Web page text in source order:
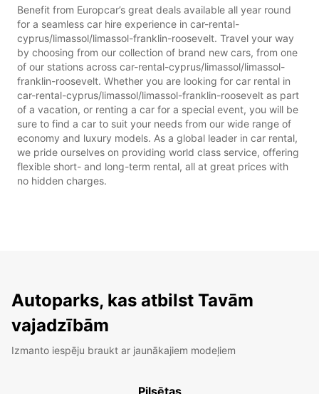
Benefit from Europcar’s great deals available all year round
for a seamless car hire experience in car-rental-
cyprus/limassol/limassol-franklin-roosevelt. Travel your way
by choosing from our collection of brand new cars, from one
of our stations across car-rental-cyprus/limassol/limassol-
franklin-roosevelt. Whether you are looking for car rental in
car-rental-cyprus/limassol/limassol-franklin-roosevelt as part
of a vacation, or renting a car for a special event, you will be
sure to find a car to suit your needs from our wide range of
economy and luxury models. As a global leader in car rental,
we pride ourselves on providing world class service, offering
flexible short- and long-term rental, all at great prices with
no hidden charges.
Autoparks, kas atbilst Tavām
vajadzībām
Izmanto iespēju braukt ar jaunākajiem modeļiem
Pilsētas